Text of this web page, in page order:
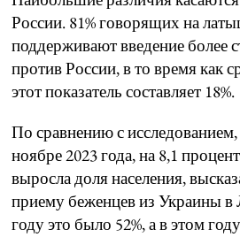
России. 81% говорящих на
поддерживают введение более
против России, в то время как
этот показатель составляет 18%.
По сравнению с
ноябре 2023 года, на 8,1
выросла доля населения,
приему беженцев из Украины
году это было 52%, а в этом